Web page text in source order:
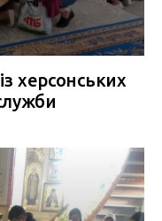
херсонських